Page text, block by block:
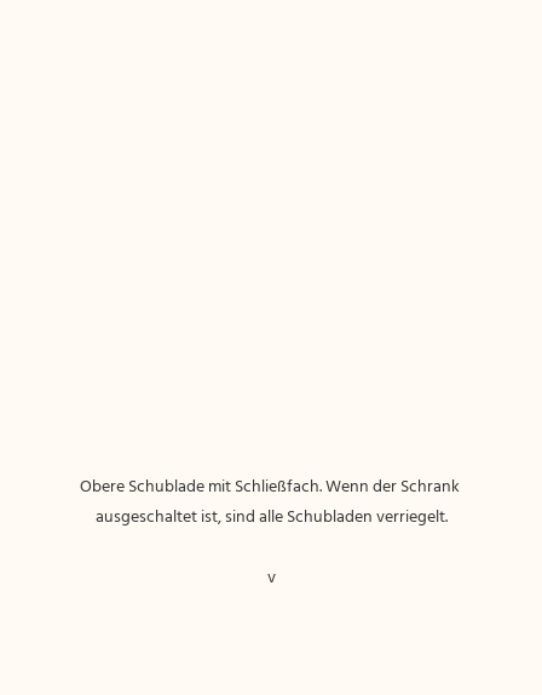
Obere Schublade mit Schließfach. Wenn der Schrank
ausgeschaltet ist, sind alle Schubladen verriegelt.
v